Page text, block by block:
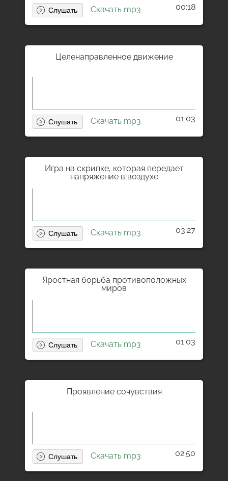
Скачать mp3 00:18
Целенаправленное движение
Скачать mp3 01:03
Игра на скрипке, которая передает
напряжение в воздухе
Скачать mp3 03:27
Яростная борьба противоположных
миров
Скачать mp3 01:03
Проявление сочувствия
Скачать mp3 02:50